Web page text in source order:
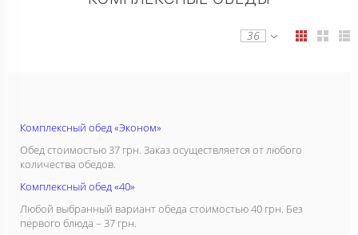
36
Комплексный обед «Эконом»
Обед стоимостью 37 грн. Заказ осуществляется от любого
количества обедов.
Комплексный обед «40»
Любой выбранный вариант обеда стоимостью 40 грн. Без
первого блюда – 37 грн.